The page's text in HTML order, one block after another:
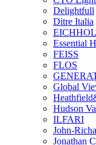
Delightfull
Ditre Italia
Essential
FEISS
FLOS
Global
Hudson
ILFARI
John-
Jonathan